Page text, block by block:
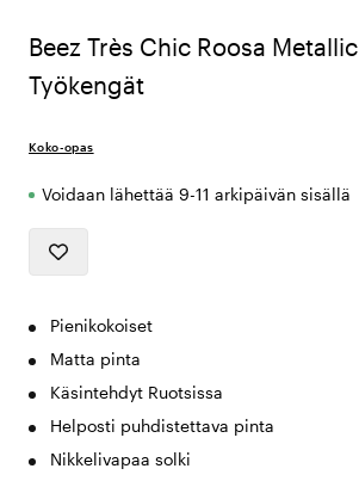
Beez Très Chic Roosa Metallic
Työkengät
Koko-opas
Voidaan lähettää 9-11 arkipäivän sisällä
Pienikokoiset
Matta pinta
Käsintehdyt Ruotsissa
Helposti puhdistettava pinta
Nikkelivapaa solki